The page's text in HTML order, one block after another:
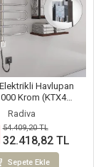
Havlupan
(KTX4
200W Spiral Kablolu
Radiva
54.409,20 TL
32.418,82 TL
Sepete Ekle